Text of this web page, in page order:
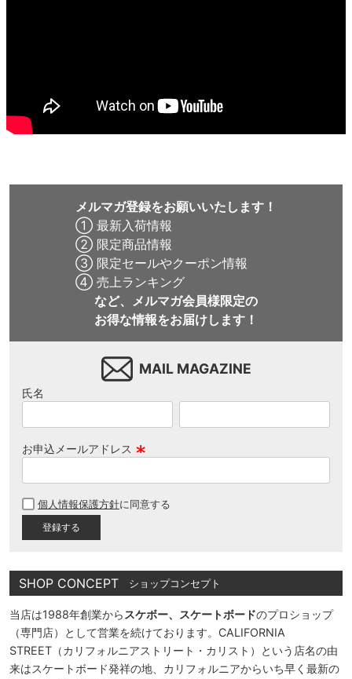
メルマガ登録をお願いいたします！
① 最新入荷情報
② 限定商品情報
③ 限定セールやクーポン情報
④ 売上ランキング
など、メルマガ会員様限定の
お得な情報をお届けします！
MAIL MAGAZINE
氏名
お申込メールアドレス
須
個人情報保護方針に同意する
SHOP CONCEPT ショップコンセプト
当店は1988年創業から スケボー、スケートボードのプロショップ
（専門店）として営業を続けております。CALIFORNIA
STREET（カリフォルニアストリート・カリスト）という店名の由
来はスケートボード発祥の地、カリフォルニアからいち早く最新の